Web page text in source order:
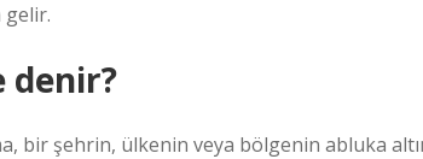
gelir.
denir?
bir şehrin, ülkenin veya bölgenin abluka